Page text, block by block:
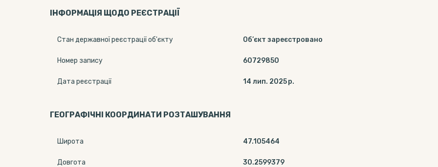
ІНФОРМАЦІЯ ЩОДО РЕЄСТРАЦІЇ
Стан державної реєстрації об'єкту Об’єкт зареєстровано
Номер запису 60729850
Дата реєстрації 14 лип. 2025 р.
ГЕОГРАФІЧНІ КООРДИНАТИ РОЗТАШУВАННЯ
Широта 47.105464
Довгота 30.2599379